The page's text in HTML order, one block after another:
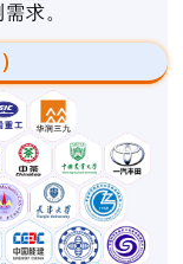
求。